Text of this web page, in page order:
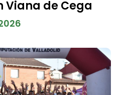
Viana de Cega